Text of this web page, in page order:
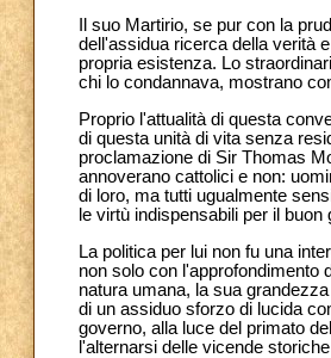
Il suo Martirio, se pur con la
dell'assidua ricerca della verità
propria esistenza. Lo
chi lo condannava, mostrano
Proprio l'attualità di questa
di questa unità di vita senza
proclamazione di Sir Thomas
annoverano cattolici e non:
di loro, ma tutti ugualmente
le virtù indispensabili per il buon
La politica per lui non fu una
non solo con l'approfondimento
natura umana, la sua
di un assiduo sforzo di lucida
governo, alla luce del primato
l'alternarsi delle vicende